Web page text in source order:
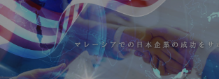
プライバシーポリシー及び著作権について
お問合せ